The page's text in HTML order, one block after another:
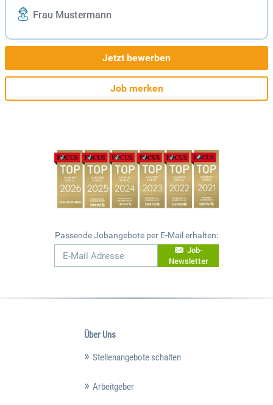
Frau Mustermann
Jetzt bewerben
Job merken
Passende Jobangebote per E-Mail erhalten:
Job-
Newsletter
Über Uns
Stellenangebote schalten
Arbeitgeber